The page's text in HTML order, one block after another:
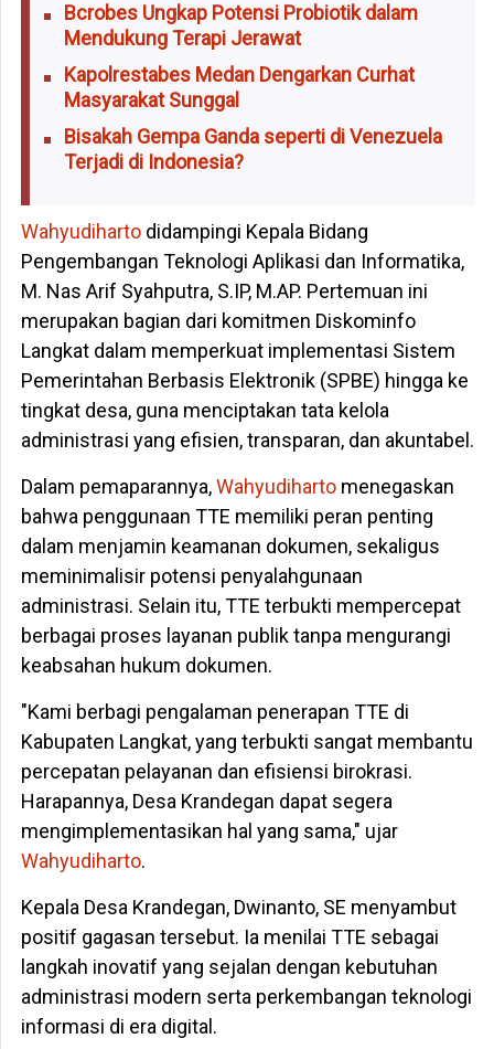
Bcrobes Ungkap Potensi Probiotik dalam
Mendukung Terapi Jerawat
Kapolrestabes Medan Dengarkan Curhat
Masyarakat Sunggal
Bisakah Gempa Ganda seperti di Venezuela
Terjadi di Indonesia?
Wahyudihartodidampingi Kepala Bidang
Pengembangan Teknologi Aplikasi dan Informatika,
M. Nas Arif Syahputra, S.IP, M.AP. Pertemuan ini
merupakan bagian dari komitmen Diskominfo
Langkat dalam memperkuat implementasi Sistem
Pemerintahan Berbasis Elektronik (SPBE) hingga ke
tingkat desa, guna menciptakan tata kelola
administrasi yang efisien, transparan, dan akuntabel.
Dalam pemaparannya,Wahyudihartomenegaskan
bahwa penggunaan TTE memiliki peran penting
dalam menjamin keamanan dokumen, sekaligus
meminimalisir potensi penyalahgunaan
administrasi. Selain itu, TTE terbukti mempercepat
berbagai proses layanan publik tanpa mengurangi
keabsahan hukum dokumen.
"Kami berbagi pengalaman penerapan TTE di
Kabupaten Langkat, yang terbukti sangat membantu
percepatan pelayanan dan efisiensi birokrasi.
Harapannya, Desa Krandegan dapat segera
mengimplementasikan hal yang sama," ujar
Wahyudiharto.
Kepala Desa Krandegan, Dwinanto, SE menyambut
positif gagasan tersebut. Ia menilai TTE sebagai
langkah inovatif yang sejalan dengan kebutuhan
administrasi modern serta perkembangan teknologi
informasi di era digital.